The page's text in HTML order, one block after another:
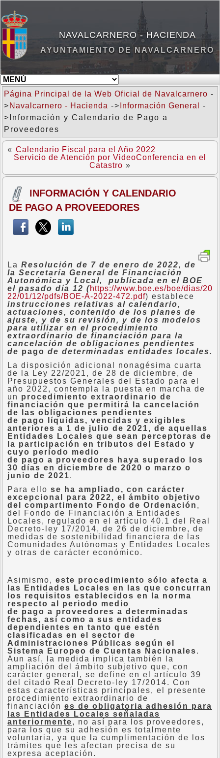
NAVALCARNERO - HACIENDA
AYUNTAMIENTO DE NAVALCARNERO
Página Principal de la Web Oficial de Navalcarnero -
> Navalcarnero - Hacienda -> Información General
-
>Información y Calendario de Pago a
Proveedores
« Calendario Fiscal para el Año 2022
Servicio de Atención por VideoConferencia en el
Catastro »
INFORMACIÓN Y CALENDARIO
DE PAGO A PROVEEDORES
La Resolución de 7 de enero de 2022, de
la Secretaría General de Financiación
Autonómica y Local, publicada en el BOE
el pasado día 12 (https://www.boe.es/boe/dias/20
22/01/12/pdfs/BOE-A-2022-472.pdf) establece
instrucciones relativas al calendario,
actuaciones, contenido de los planes de
ajuste, y de su revisión, y de los modelos
para utilizar en el procedimiento
extraordinario de financiación para la
cancelación de obligaciones pendientes
de pago de determinadas entidades locales.
La disposición adicional nonagésima cuarta
de la Ley 22/2021, de 28 de diciembre, de
Presupuestos Generales del Estado para el
año 2022, contempla la puesta en marcha de
un procedimiento extraordinario de
financiación que permitirá la cancelación
de las obligaciones pendientes
de pago
líquidas, vencidas y exigibles
anteriores a 1 de julio de 2021, de aquellas
Entidades Locales que sean perceptoras de
la participación en tributos del Estado y
cuyo período medio
de pago a proveedores
haya superado los
30 días en diciembre de 2020 o marzo o
junio de 2021.
Para ello se ha ampliado, con carácter
excepcional para 2022, el ámbito objetivo
del compartimento Fondo de Ordenación ,
del Fondo de Financiación a Entidades
Locales, regulado en el artículo 40.1 del Real
Decreto-ley 17/2014, de 26 de diciembre, de
medidas de sostenibilidad financiera de las
Comunidades Autónomas y Entidades Locales
y otras de carácter económico.
Asimismo, este procedimiento sólo afecta a
las Entidades Locales en las que concurran
los requisitos establecidos en la norma
respecto al periodo medio
de pago a proveedores a determinadas
fechas, así como a sus entidades
dependientes en tanto que estén
clasificadas en el sector de
Administraciones Públicas según el
Sistema Europeo de Cuentas Nacionales.
Aun así, la medida implica también la
ampliación del ámbito subjetivo que, con
carácter general, se define en el artículo 39
del citado Real Decreto-ley 17/2014. Con
estas características principales, el presente
procedimiento extraordinario de
financiación es de obligatoria adhesión para
las Entidades Locales señaladas
anteriormente, no así para los proveedores,
para los que su adhesión es totalmente
voluntaria, ya que la cumplimentación de los
trámites que les afectan precisa de su
expresa aceptación.